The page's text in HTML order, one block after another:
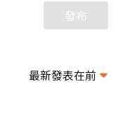
發布
最新發表在前